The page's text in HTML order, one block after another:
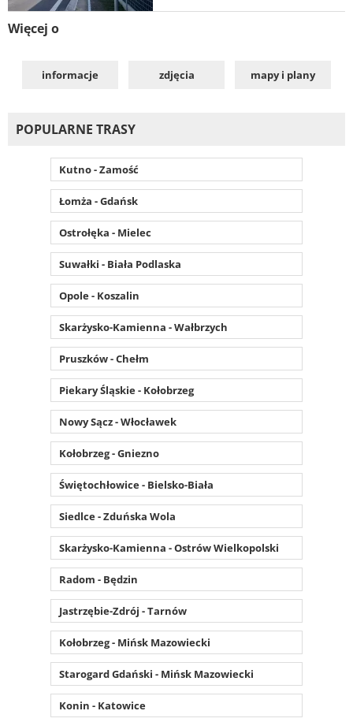
Więcej o
informacje zdjęcia mapy i plany
POPULARNE TRASY
Kutno - Zamość
Łomża - Gdańsk
Ostrołęka - Mielec
Suwałki - Biała Podlaska
Opole - Koszalin
Skarżysko-Kamienna - Wałbrzych
Pruszków - Chełm
Piekary Śląskie - Kołobrzeg
Nowy Sącz - Włocławek
Kołobrzeg - Gniezno
Świętochłowice - Bielsko-Biała
Siedlce - Zduńska Wola
Skarżysko-Kamienna - Ostrów Wielkopolski
Radom - Będzin
Jastrzębie-Zdrój - Tarnów
Kołobrzeg - Mińsk Mazowiecki
Starogard Gdański - Mińsk Mazowiecki
Konin - Katowice